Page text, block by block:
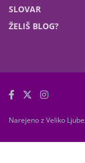
SLOVAR
ŽELIŠ BLOG?
Narejeno z Veliko